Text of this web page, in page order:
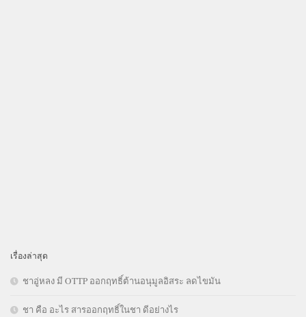
เรื่องล่าสุด
ชาอู่หลง มี OTTP ออกฤทธิ์ต้านอนุมูลอิสระ ลดไขมัน
ชา คือ อะไร สารออกฤทธิ์ในชา ดีอย่างไร